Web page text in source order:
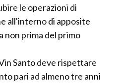
le operazioni di
all'interno di apposite
non prima del primo
Santo deve rispettare
pari ad almeno tre anni